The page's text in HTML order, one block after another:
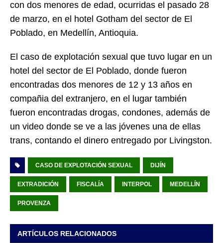
con dos menores de edad, ocurridas el pasado 28
de marzo, en el hotel Gotham del sector de El
Poblado, en Medellín, Antioquia.
El caso de explotación sexual que tuvo lugar en un
hotel del sector de El Poblado, donde fueron
encontradas dos menores de 12 y 13 años en
compañia del extranjero, en el lugar también
fueron encontradas drogas, condones, además de
un video donde se ve a las jóvenes una de ellas
trans, contando el dinero entregado por Livingston.
CASO DE EXPLOTACIÓN SEXUAL DIJÍN
EXTRADICIÓN FISCALÍA INTERPOL MEDELLÍN
PROVENZA
ARTÍCULOS RELACIONADOS